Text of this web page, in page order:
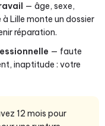
— âge, sexe,
Lille monte un dossier
réparation.
— faute
inaptitude : votre
12 mois pour